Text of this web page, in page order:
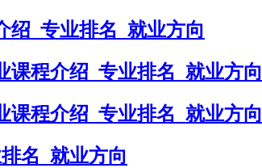
绍_专业排名_就业方向
课程介绍_专业排名_就业方向
课程介绍_专业排名_就业方向
名_就业方向